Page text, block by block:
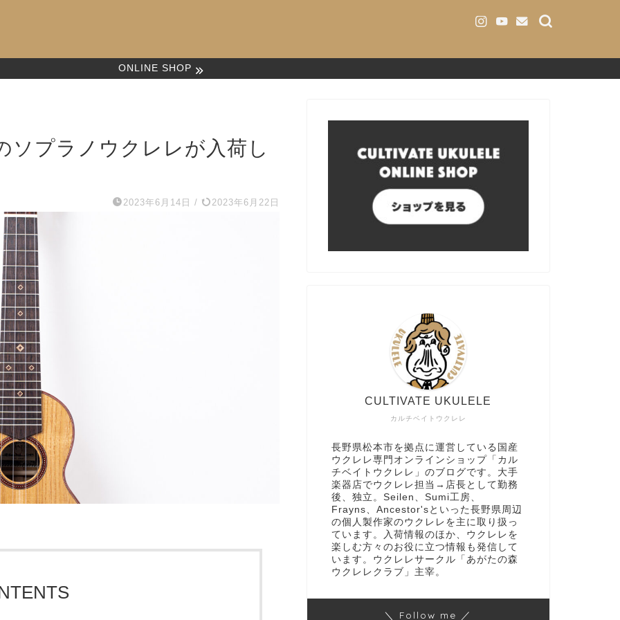
ONLINE SHOP
ソプラノウクレレが入荷し
2023年6月14日 / 2023年6月22日
カルチベイトウクレレ
CULTIVATE UKULELE
長野県松本市を拠点に運営している国産
ウクレレ専門オンラインショップ「カル
チベイトウクレレ」のブログです。大手
楽器店でウクレレ担当→店長として勤務
後、独立。Seilen、Sumi工房、
Frayns、Ancestor'sといった長野県周辺
の個人製作家のウクレレを主に取り扱っ
ています。入荷情報のほか、ウクレレを
楽しむ方々のお役に立つ情報も発信して
います。ウクレレサークル「あがたの森
ウクレレクラブ」主宰。
＼ Follow me ／